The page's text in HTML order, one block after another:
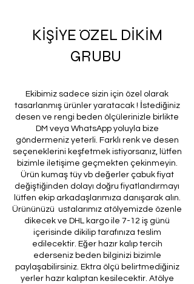
KİŞİYE ÖZEL DİKİM
GRUBU
Ekibimiz sadece sizin için özel olarak
tasarlanmış ürünler yaratacak ! İstediğiniz
desen ve rengi beden ölçülerinizle birlikte
DM veya WhatsApp yoluyla bize
göndermeniz yeterli. Farklı renk ve desen
seçeneklerini keşfetmek istiyorsanız, lütfen
bizimle iletişime geçmekten çekinmeyin.
Ürün kumaş tüy vb değerler çabuk fiyat
değiştiğinden dolayı doğru fiyatlandırmayı
lütfen ekip arkadaşlarımıza danışarak alın.
Ürününüzü ustalarımız atölyemizde özenle
dikecek ve DHL kargo ile 7-12 iş günü
içerisinde dikilip tarafınıza teslim
edilecektir. Eğer hazır kalıp tercih
ederseniz beden bilginizi bizimle
paylaşabilirsiniz. Ektra ölçü belirtmediğiniz
yerler hazır kalıptan kesilecektir. Atölye